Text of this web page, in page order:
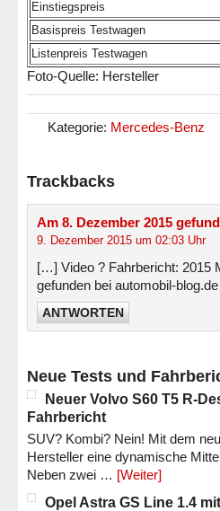
Einstiegspreis
Basispreis Testwagen
Listenpreis Testwagen
Foto-Quelle: Hersteller
Kategorie: Mercedes-Benz
Trackbacks
Am 8. Dezember 2015
9. Dezember 2015 um 02:03 Uhr
[…] Video ? Fahrbericht: 2015
gefunden bei automobil-
ANTWORTEN
Neue Tests und
Neuer Volvo S60 T5 R-
Fahrbericht
SUV? Kombi? Nein! Mit dem
Hersteller eine dynamische
Neben zwei … [Weiter]
Opel Astra GS Line 1.4